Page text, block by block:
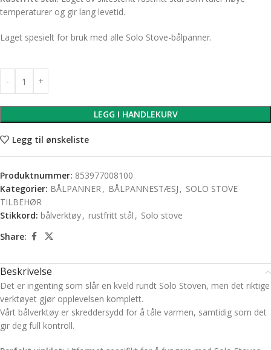
temperaturer og gir lang levetid.
Laget spesielt for bruk med alle Solo Stove-bålpanner.
LEGG I HANDLEKURV
Legg til ønskeliste
Produktnummer: 853977008100
Kategorier: BÅLPANNER, BÅLPANNESTÆSJ , SOLO STOVE
TILBEHØR
Stikkord: bålverktøy, rustfritt stål , Solo stove
Share:
Beskrivelse
Det er ingenting som slår en kveld rundt Solo Stoven, men det riktige
verktøyet gjør opplevelsen komplett.
Vårt bålverktøy er skreddersydd for å tåle varmen, samtidig som det
gir deg full kontroll.